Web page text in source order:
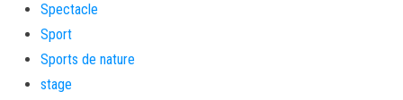
Spectacle
Sport
Sports de nature
stage